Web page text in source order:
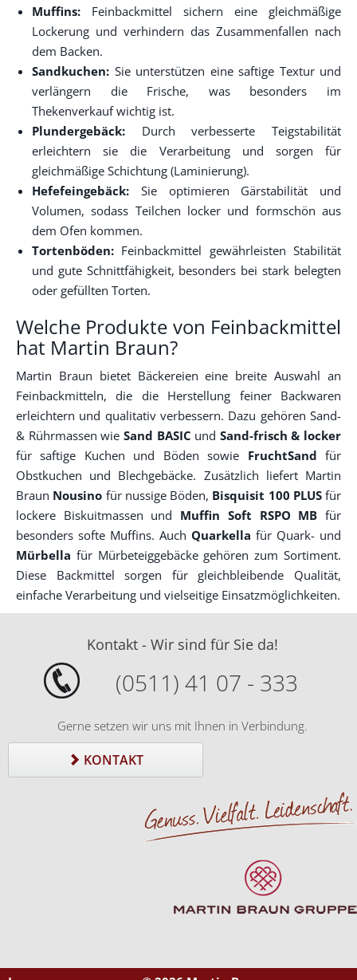
Muffins: Feinbackmittel sichern eine gleichmäßige
Lockerung und verhindern das Zusammenfallen nach
dem Backen.
Sandkuchen: Sie unterstützen eine saftige Textur und
verlängern die Frische, was besonders im
Thekenverkauf wichtig ist.
Plundergebäck: Durch verbesserte Teigstabilität
erleichtern sie die Verarbeitung und sorgen für
gleichmäßige Schichtung (Laminierung).
Hefefeingebäck: Sie optimieren Gärstabilität und
Volumen, sodass Teilchen locker und formschön aus
dem Ofen kommen.
Tortenböden: Feinbackmittel gewährleisten Stabilität
und gute Schnittfähigkeit, besonders bei stark belegten
oder gefüllten Torten.
Welche Produkte von Feinbackmittel
hat Martin Braun?
Martin Braun bietet Bäckereien eine breite Auswahl an
Feinbackmitteln, die die Herstellung feiner Backwaren
erleichtern und qualitativ verbessern. Dazu gehören Sand-
& Rührmassen wie Sand BASIC und Sand-frisch & locker
für saftige Kuchen und Böden sowie FruchtSand für
Obstkuchen und Blechgebäcke. Zusätzlich liefert Martin
Braun Nousino für nussige Böden, Bisquisit 100 PLUSfür
lockere Biskuitmassen und Muffin Soft RSPO MB für
besonders softe Muffins. Auch Quarkella für Quark- und
Mürbella für Mürbeteiggebäcke gehören zum Sortiment.
Diese Backmittel sorgen für gleichbleibende Qualität,
einfache Verarbeitung und vielseitige Einsatzmöglichkeiten.
Kontakt - Wir sind für Sie da!
(0511) 41 07 - 333
Gerne setzen wir uns mit Ihnen in Verbindung.
KONTAKT